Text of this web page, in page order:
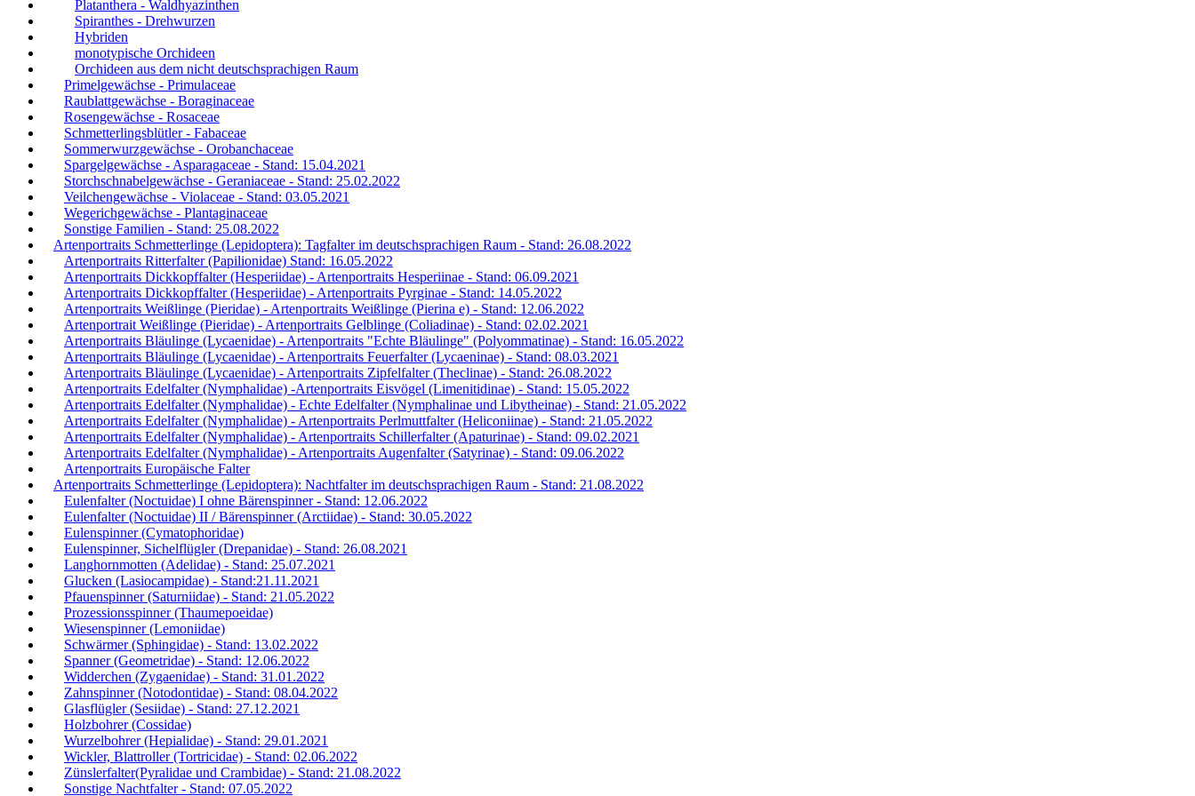
Platanthera - Waldhyazinthen
Spiranthes - Drehwurzen
Hybriden
monotypische Orchideen
Orchideen aus dem nicht deutschsprachigen Raum
Primelgewächse - Primulaceae
Raublattgewächse - Boraginaceae
Rosengewächse - Rosaceae
Schmetterlingsblütler - Fabaceae
Sommerwurzgewächse - Orobanchaceae
Spargelgewächse - Asparagaceae - Stand: 15.04.2021
Storchschnabelgewächse - Geraniaceae - Stand: 25.02.2022
Veilchengewächse - Violaceae - Stand: 03.05.2021
Wegerichgewächse - Plantaginaceae
Sonstige Familien - Stand: 25.08.2022
Artenportraits Schmetterlinge (Lepidoptera): Tagfalter im deutschsprachigen Raum - Stand: 26.08.2022
Artenportraits Ritterfalter (Papilionidae) Stand: 16.05.2022
Artenportraits Dickkopffalter (Hesperiidae) - Artenportraits Hesperiinae - Stand: 06.09.2021
Artenportraits Dickkopffalter (Hesperiidae) - Artenportraits Pyrginae - Stand: 14.05.2022
Artenportraits Weißlinge (Pieridae) - Artenportraits Weißlinge (Pierina e) - Stand: 12.06.2022
Artenportrait Weißlinge (Pieridae) - Artenportraits Gelblinge (Coliadinae) - Stand: 02.02.2021
Artenportraits Bläulinge (Lycaenidae) - Artenportraits "Echte Bläulinge" (Polyommatinae) - Stand: 16.05.2022
Artenportraits Bläulinge (Lycaenidae) - Artenportraits Feuerfalter (Lycaeninae) - Stand: 08.03.2021
Artenportraits Bläulinge (Lycaenidae) - Artenportraits Zipfelfalter (Theclinae) - Stand: 26.08.2022
Artenportraits Edelfalter (Nymphalidae) -Artenportraits Eisvögel (Limenitidinae) - Stand: 15.05.2022
Artenportraits Edelfalter (Nymphalidae) - Echte Edelfalter (Nymphalinae und Libytheinae) - Stand: 21.05.2022
Artenportraits Edelfalter (Nymphalidae) - Artenportraits Perlmuttfalter (Heliconiinae) - Stand: 21.05.2022
Artenportraits Edelfalter (Nymphalidae) - Artenportraits Schillerfalter (Apaturinae) - Stand: 09.02.2021
Artenportraits Edelfalter (Nymphalidae) - Artenportraits Augenfalter (Satyrinae) - Stand: 09.06.2022
Artenportraits Europäische Falter
Artenportraits Schmetterlinge (Lepidoptera): Nachtfalter im deutschsprachigen Raum - Stand: 21.08.2022
Eulenfalter (Noctuidae) I ohne Bärenspinner - Stand: 12.06.2022
Eulenfalter (Noctuidae) II / Bärenspinner (Arctiidae) - Stand: 30.05.2022
Eulenspinner (Cymatophoridae)
Eulenspinner, Sichelflügler (Drepanidae) - Stand: 26.08.2021
Langhornmotten (Adelidae) - Stand: 25.07.2021
Glucken (Lasiocampidae) - Stand:21.11.2021
Pfauenspinner (Saturniidae) - Stand: 21.05.2022
Prozessionsspinner (Thaumepoeidae)
Wiesenspinner (Lemoniidae)
Schwärmer (Sphingidae) - Stand: 13.02.2022
Spanner (Geometridae) - Stand: 12.06.2022
Widderchen (Zygaenidae) - Stand: 31.01.2022
Zahnspinner (Notodontidae) - Stand: 08.04.2022
Glasflügler (Sesiidae) - Stand: 27.12.2021
Holzbohrer (Cossidae)
Wurzelbohrer (Hepialidae) - Stand: 29.01.2021
Wickler, Blattroller (Tortricidae) - Stand: 02.06.2022
Zünslerfalter(Pyralidae und Crambidae) - Stand: 21.08.2022
Sonstige Nachtfalter - Stand: 07.05.2022